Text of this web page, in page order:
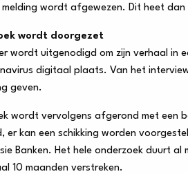
wordt afgewezen. Dit heet dan
wordt doorgezet
wordt uitgenodigd om zijn verhaal in
digitaal plaats. Van het
geven.
wordt vervolgens afgerond met een
er kan een schikking worden
Banken. Het hele onderzoek duurt
10 maanden verstreken.